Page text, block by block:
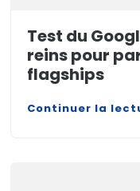
Test du
reins pour
flagships
Continuer la